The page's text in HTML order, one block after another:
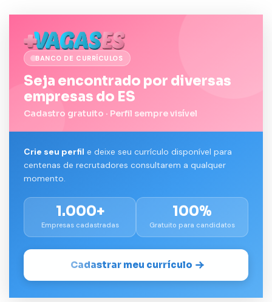
BANCO DE CURRÍCULOS
Seja encontrado por diversas
empresas do ES
Cadastro gratuito · Perfil sempre visível
Crie seu perfil e deixe seu currículo disponível para
centenas de recrutadores consultarem a qualquer
momento.
1.000+
Empresas cadastradas
100%
Gratuito para candidatos
Cadastrar meu currículo